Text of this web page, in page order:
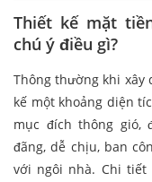
Thiết kế mặt
chú ý điều gì?
Thông thường khi xây
kế một khoảng diện
mục đích thông gió,
đãng, dễ chịu, ban
với ngôi nhà. Chi tiết